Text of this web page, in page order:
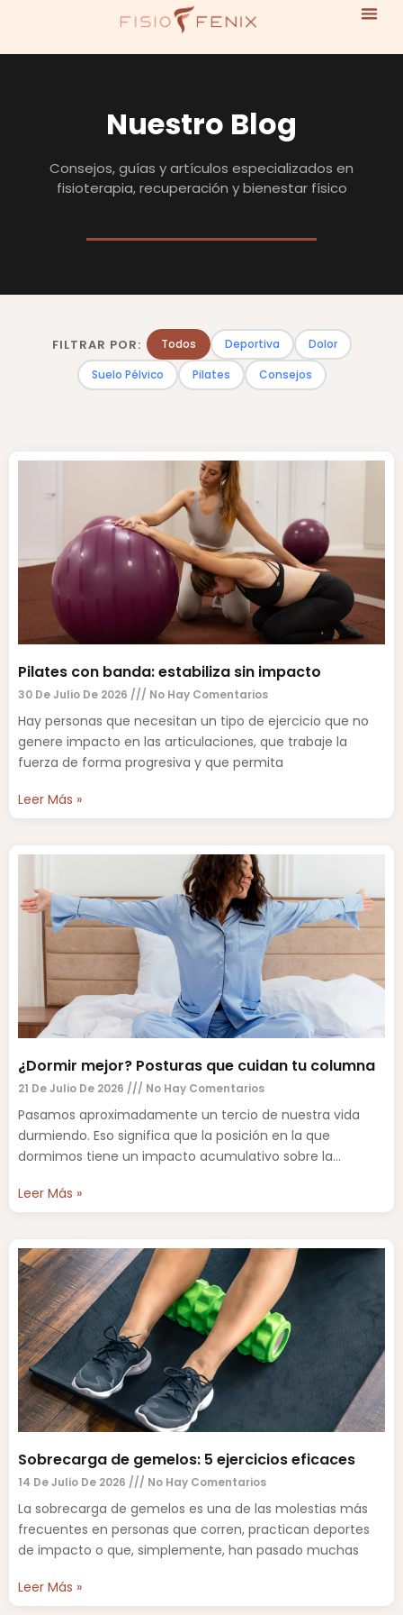
Nuestro Blog
Consejos, guías y artículos especializados en
fisioterapia, recuperación y bienestar físico
FILTRAR POR: Todos Deportiva
Dolor
Suelo Pélvico
Pilates Consejos
Pilates con banda: estabiliza sin impacto
30 De Julio De 2026 No Hay Comentarios
Hay personas que necesitan un tipo de ejercicio que no
genere impacto en las articulaciones, que trabaje la
fuerza de forma progresiva y que permita
Leer Más »
¿Dormir mejor? Posturas que cuidan tu columna
21 De Julio De 2026 No Hay Comentarios
Pasamos aproximadamente un tercio de nuestra vida
durmiendo. Eso significa que la posición en la que
dormimos tiene un impacto acumulativo sobre la
Leer Más »
Sobrecarga de gemelos: 5 ejercicios eficaces
14 De Julio De 2026 No Hay Comentarios
La sobrecarga de gemelos es una de las molestias más
frecuentes en personas que corren, practican deportes
de impacto o que, simplemente, han pasado muchas
Leer Más »